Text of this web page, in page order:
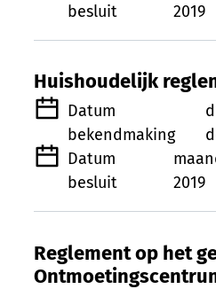
besluit
2019
Huishoudelijk
Datum
bekendmaking
Datum
besluit
2019
Reglement op het